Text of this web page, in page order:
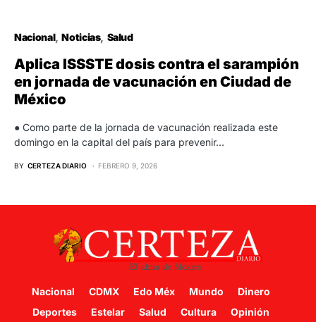
Nacional Noticias Salud
Aplica ISSSTE dosis contra el sarampión
en jornada de vacunación en Ciudad de
México
● Como parte de la jornada de vacunación realizada este
domingo en la capital del país para prevenir…
BY CERTEZA DIARIO FEBRERO 9, 2026
Nacional CDMX Edo Méx Mundo
Dinero
Deportes
Estelar Salud Cultura Opinión